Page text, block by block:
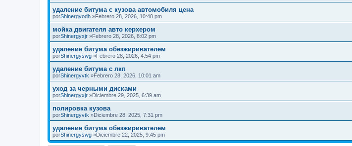
удаление битума с кузова автомобиля цена
porShinergyodh »Febrero 28, 2026, 10:40 pm
мойка двигателя авто керхером
porShinergyxjr »Febrero 28, 2026, 8:02 pm
удаление битума обезжиривателем
porShinergyswg »Febrero 28, 2026, 4:54 pm
удаление битума с лкп
porShinergyvtk »Febrero 28, 2026, 10:01 am
уход за черными дисками
porShinergyxjr »Diciembre 29, 2025, 6:39 am
полировка кузова
porShinergyvtk »Diciembre 28, 2025, 7:31 pm
удаление битума обезжиривателем
porShinergyswg »Diciembre 22, 2025, 9:45 pm